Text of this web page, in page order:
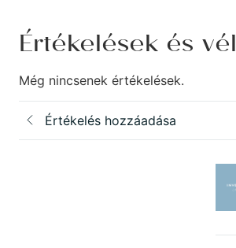
Értékelések és
Még nincsenek értékelések.
Értékelés hozzáadása